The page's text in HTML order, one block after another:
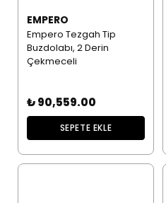
EMPERO
Empero Tezgah Tip
Buzdolabı, 2 Derin
Çekmeceli
₺ 90,559.00
SEPETE EKLE